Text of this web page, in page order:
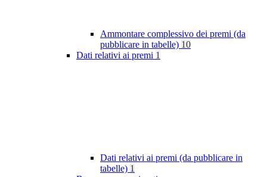
Ammontare complessivo dei premi (da
pubblicare in tabelle) 10
Dati relativi ai premi 1
Dati relativi ai premi (da pubblicare in
tabelle) 1